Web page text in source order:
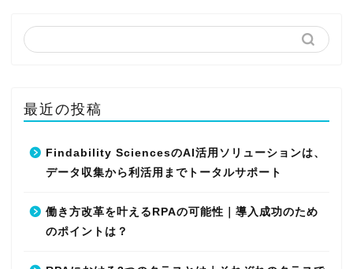
最近の投稿
Findability SciencesのAI活用ソリューションは、
データ収集から利活用までトータルサポート
働き方改革を叶えるRPAの可能性｜導入成功のため
のポイントは？